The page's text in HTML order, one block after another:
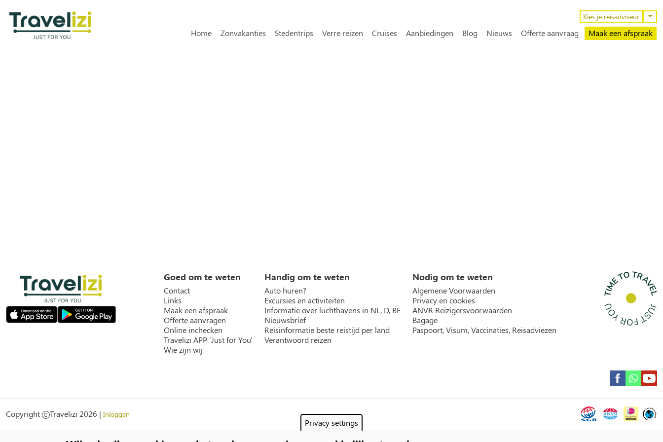
Privacy settings
Kies je reisadviseur
Hoofdnavigatie
Home Zonvakanties Stedentrips Verre reizen Cruises Aanbiedingen Blog Nieuws Offerte aanvraag Maak een afspraak
Goed om te weten
Contact
Links
Maak een afspraak
Offerte aanvragen
Online inchecken
Travelizi APP 'Just for You'
Wie zijn wij
Handig om te weten
Auto huren?
Excursies en activiteiten
Informatie over luchthavens in NL, D, BE
Nieuwsbrief
Reisinformatie beste reistijd per land
Verantwoord reizen
Nodig om te weten
Algemene Voorwaarden
Privacy en cookies
ANVR Reizigersvoorwaarden
Bagage
Paspoort, Visum, Vaccinaties, Reisadviezen
Copyright Travelizi 2026 | Inloggen Garantie icons